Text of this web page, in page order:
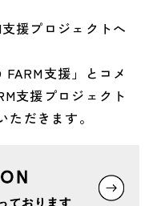
援プロジェクトへ
支援」とコメ
支援プロジェクト
だきます。